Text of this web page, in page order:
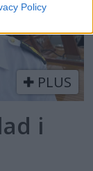
Policy
PLUS
i